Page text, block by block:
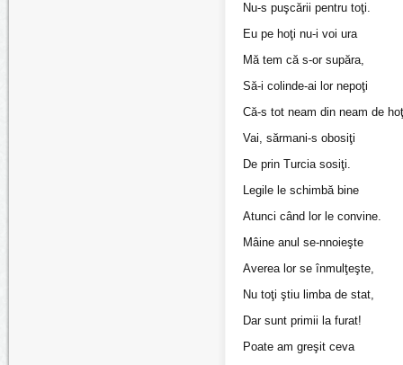
Nu-s puşcării pentru toţi.
Eu pe hoţi nu-i voi ura
Mă tem că s-or supăra,
Să-i colinde-ai lor nepoţi
Că-s tot neam din neam de
Vai, sărmani-s obosiţi
De prin Turcia sosiţi.
Legile le schimbă bine
Atunci când lor le convine.
Mâine anul se-nnoieşte
Averea lor se înmulţeşte,
Nu toţi ştiu limba de stat,
Dar sunt primii la furat!
Poate am greşit ceva